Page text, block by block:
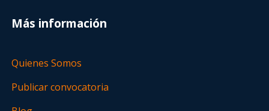
Más información
Quienes Somos
Publicar convocatoria